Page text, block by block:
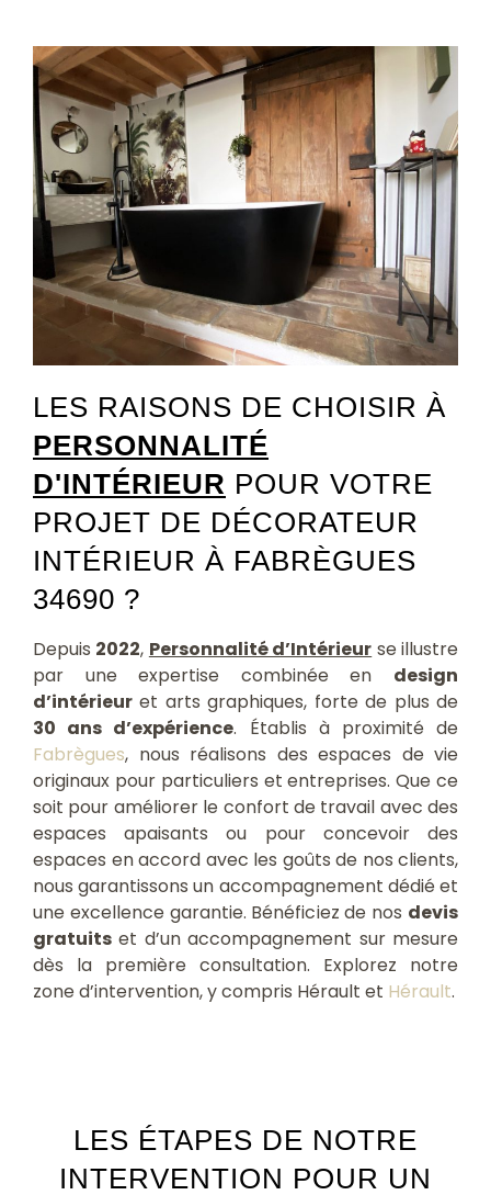
LES RAISONS DE CHOISIR À
PERSONNALITÉ
D'INTÉRIEUR POUR VOTRE
PROJET DE DÉCORATEUR
INTÉRIEUR À FABRÈGUES
34690 ?
Depuis 2022, Personnalité d’Intérieur se illustre
par une expertise combinée en design
d’intérieur et arts graphiques, forte de plus de
30 ans d’expérience. Établis à proximité de
Fabrègues, nous réalisons des espaces de vie
originaux pour particuliers et entreprises. Que ce
soit pour améliorer le confort de travail avec des
espaces apaisants ou pour concevoir des
espaces en accord avec les goûts de nos clients,
nous garantissons un accompagnement dédié et
une excellence garantie. Bénéficiez de nos devis
gratuits et d’un accompagnement sur mesure
dès la première consultation. Explorez notre
zone d’intervention, y compris Hérault et Hérault.
LES ÉTAPES DE NOTRE
INTERVENTION POUR UN